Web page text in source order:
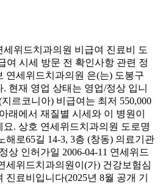
위드치과의원 비급여 진료비 도
여 시세 방문 전 확인사항 관련 정
연세위드치과의원 은(는) 도봉구
현재 영업 상태는 영업/정상 입니
르코니아) 비급여는 최저 550,000
래에서 재질별 시세와 이 병원이
. 상호 연세위드치과의원 도로명
해로65길 14-3, 3층 (창동) 의료기관
상 인허가일 2006-04-11 연세위드
세위드치과의원이(가) 건강보험심
료비입니다(2025년 8월 공개 기